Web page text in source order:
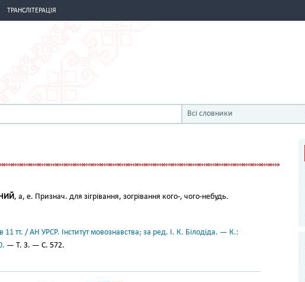
ТРАНСЛІТЕРАЦІЯ
Всі словники
, а, е. Признач. для зігрівання, зогрівання кого-, чого-небудь.
11 тт. / АН УРСР. Інститут мовознавства; за ред. І. К. Білодіда. — К.:
— Т. 3. — С. 572.